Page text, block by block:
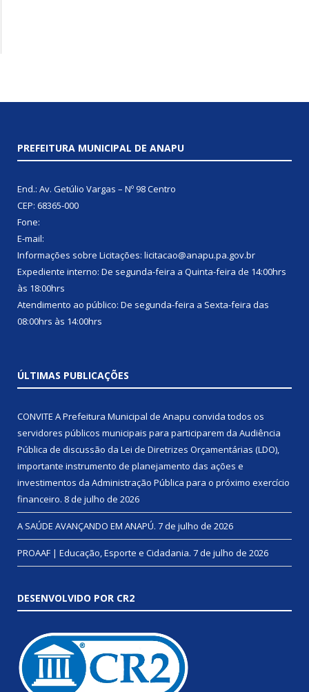
PREFEITURA MUNICIPAL DE ANAPU
End.: Av. Getúlio Vargas – Nº 98 Centro
CEP: 68365-000
Fone:
E-mail:
Informações sobre Licitações: licitacao@anapu.pa.gov.br
Expediente interno: De segunda-feira a Quinta-feira de 14:00hrs
às 18:00hrs
Atendimento ao público: De segunda-feira a Sexta-feira das
08:00hrs às 14:00hrs
ÚLTIMAS PUBLICAÇÕES
CONVITE A Prefeitura Municipal de Anapu convida todos os
servidores públicos municipais para participarem da Audiência
Pública de discussão da Lei de Diretrizes Orçamentárias (LDO),
importante instrumento de planejamento das ações e
investimentos da Administração Pública para o próximo exercício
financeiro. 8 de julho de 2026
A SAÚDE AVANÇANDO EM ANAPÚ. 7 de julho de 2026
PROAAF | Educação, Esporte e Cidadania. 7 de julho de 2026
DESENVOLVIDO POR CR2